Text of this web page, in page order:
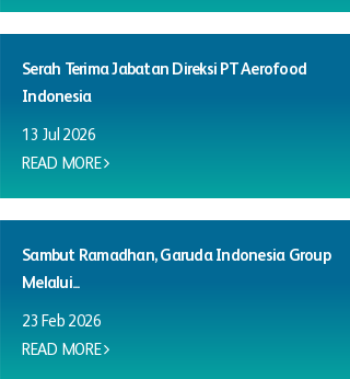
Serah Terima Jabatan Direksi PT Aerofood
Indonesia
13 Jul 2026
READ MORE
Sambut Ramadhan, Garuda Indonesia Group
Melalui...
23 Feb 2026
READ MORE